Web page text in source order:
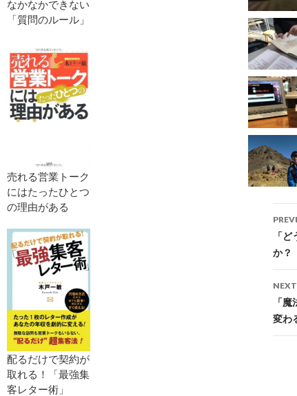
「
か？
「
変わ
なかなかできない
「質問のルール」
売れる営業トーク
にはたったひとつ
の理由がある
配るだけで契約が
取れる！「最強集
客レター術」